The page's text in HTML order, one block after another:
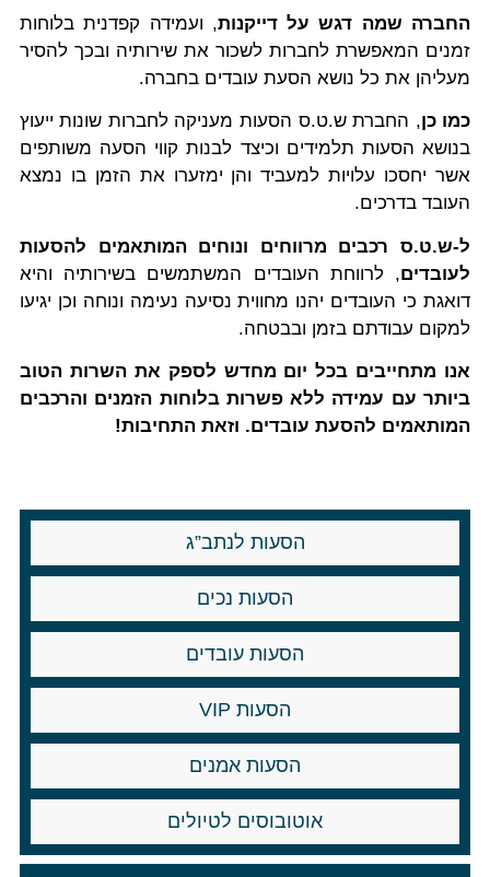
החברה שמה דגש על דייקנות, ועמידה קפדנית בלוחות
זמנים המאפשרת לחברות לשכור את שירותיה ובכך להסיר
מעליהן את כל נושא הסעת עובדים בחברה.
כמו כן, החברת ש.ט.ס הסעות מעניקה לחברות שונות ייעוץ
בנושא הסעות תלמידים וכיצד לבנות קווי הסעה משותפים
אשר יחסכו עלויות למעביד והן ימזערו את הזמן בו נמצא
העובד בדרכים.
ל-ש.ט.ס רכבים מרווחים ונוחים המותאמים להסעות
לעובדים, לרווחת העובדים המשתמשים בשירותיה והיא
דואגת כי העובדים יהנו מחווית נסיעה נעימה ונוחה וכן יגיעו
למקום עבודתם בזמן ובבטחה.
אנו מתחייבים בכל יום מחדש לספק את השרות הטוב
ביותר עם עמידה ללא פשרות בלוחות הזמנים והרכבים
המותאמים להסעת עובדים. וזאת התחיבות!
הסעות לנתב”ג
הסעות נכים
הסעות עובדים
הסעות VIP
הסעות אמנים
אוטובוסים לטיולים